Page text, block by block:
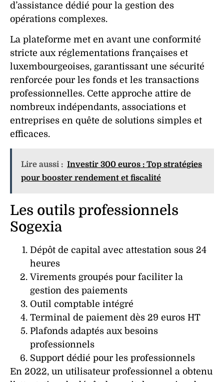
d’assistance dédié pour la gestion des
opérations complexes.
La plateforme met en avant une conformité
stricte aux réglementations françaises et
luxembourgeoises, garantissant une sécurité
renforcée pour les fonds et les transactions
professionnelles. Cette approche attire de
nombreux indépendants, associations et
entreprises en quête de solutions simples et
efficaces.
Lire aussi : Investir 300 euros : Top stratégies
pour booster rendement et fiscalité
Les outils professionnels
Sogexia
Dépôt de capital avec attestation sous 24
heures
Virements groupés pour faciliter la
gestion des paiements
Outil comptable intégré
Terminal de paiement dès 29 euros HT
Plafonds adaptés aux besoins
professionnels
Support dédié pour les professionnels
En 2022, un utilisateur professionnel a obtenu